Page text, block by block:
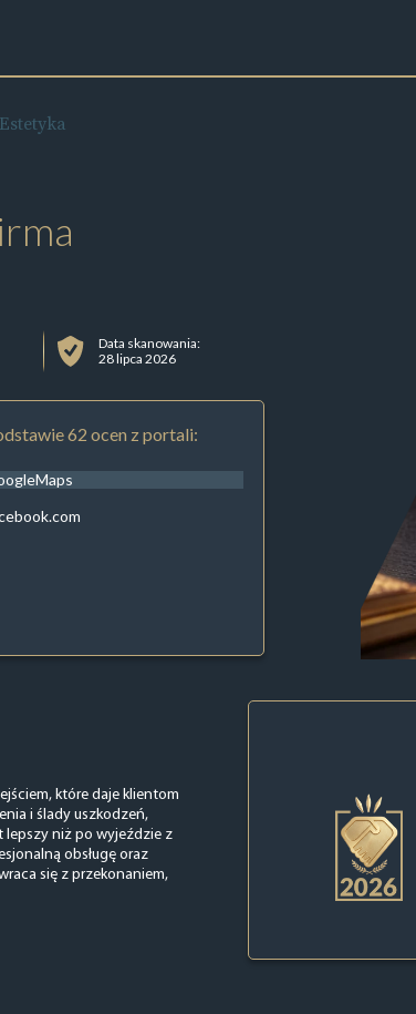
Data skanowania:
28 lipca 2026
62 ocen z portali:
które daje klientom
i ślady uszkodzeń,
lepszy niż po wyjeździe z
obsługę oraz
się z przekonaniem,